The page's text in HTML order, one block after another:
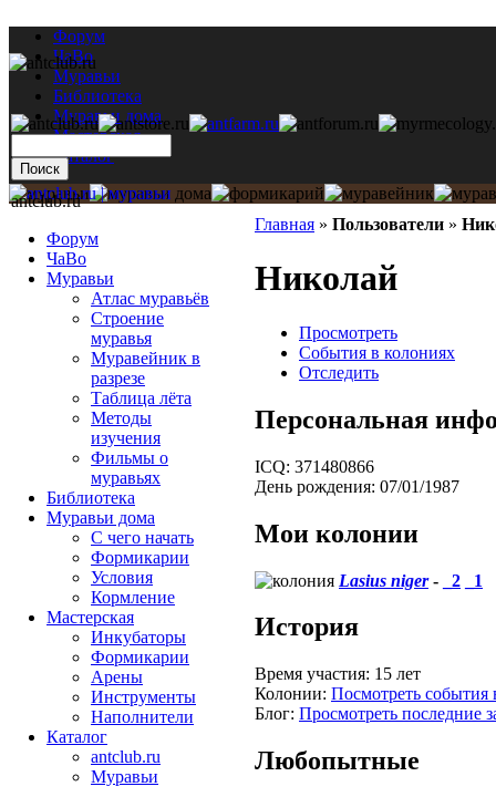
Форум
ЧаВо
Муравьи
Библиотека
Муравьи дома
Мастерская
Каталог
Главная » Пользователи »
Николай
Просмотреть
События в колониях
Отследить
Персональная
ICQ: 371480866
День рождения: 07/01/1987
Мои колонии
Lasius niger- _2 _1
История
Время участия: 15 лет
Колонии: Посмотреть события
Блог: Просмотреть последние
Любопытные
antclub.ru
Форум
ЧаВо
Муравьи
Атлас муравьёв
Строение
муравья
Муравейник в
разрезе
Таблица лёта
Методы
изучения
Фильмы о
муравьях
Библиотека
Муравьи дома
С чего начать
Формикарии
Условия
Кормление
Мастерская
Инкубаторы
Формикарии
Арены
Инструменты
Наполнители
Каталог
antclub.ru
Муравьи